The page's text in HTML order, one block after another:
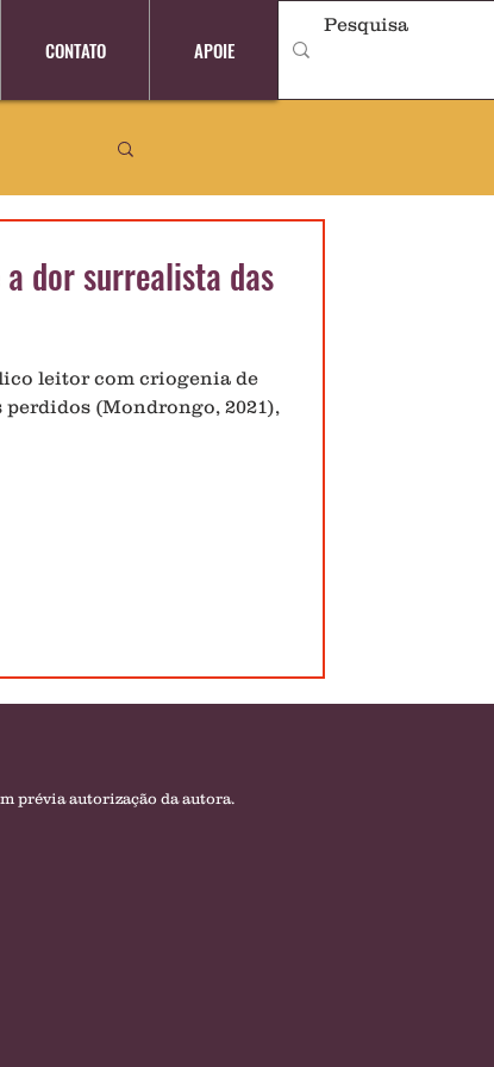
CONTATO APOIE
dor surrealista das
leitor com criogenia de
(Mondrongo, 2021),
prévia autorização da autora.